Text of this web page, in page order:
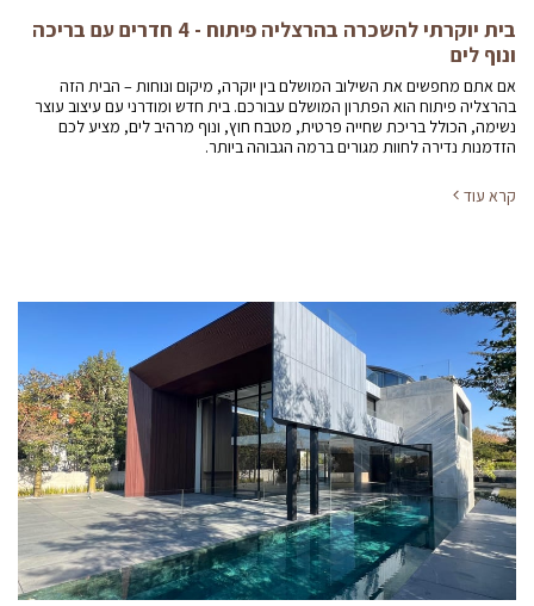
בית יוקרתי להשכרה בהרצליה פיתוח - 4 חדרים עם בריכה
ונוף לים
אם אתם מחפשים את השילוב המושלם בין יוקרה, מיקום ונוחות – הבית הזה
בהרצליה פיתוח הוא הפתרון המושלם עבורכם. בית חדש ומודרני עם עיצוב עוצר
נשימה, הכולל בריכת שחייה פרטית, מטבח חוץ, ונוף מרהיב לים, מציע לכם
הזדמנות נדירה לחוות מגורים ברמה הגבוהה ביותר.
קרא עוד